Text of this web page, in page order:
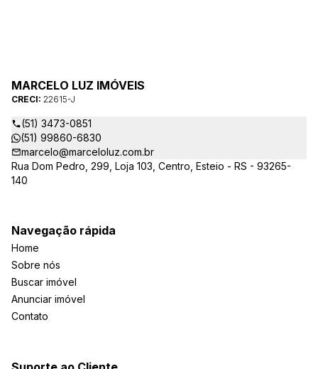
MARCELO LUZ IMÓVEIS
CRECI: 22615-J
(51) 3473-0851
(51) 99860-6830
marcelo@marceloluz.com.br
Rua Dom Pedro, 299, Loja 103, Centro, Esteio - RS - 93265-
140
Navegação rápida
Home
Sobre nós
Buscar imóvel
Anunciar imóvel
Contato